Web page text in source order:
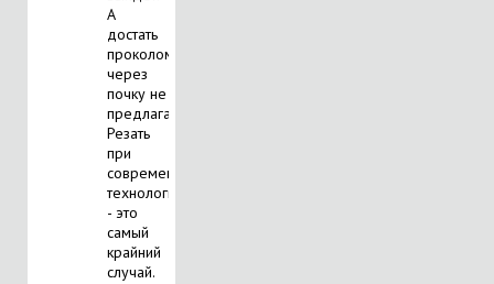
А
достать
проколом
через
почку не
предлагали?
Резать
при
современных
технологиях
- это
самый
крайний
случай.